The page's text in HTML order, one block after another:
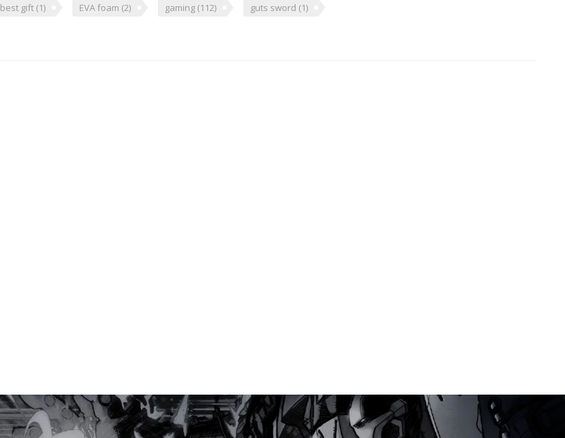
best gift (1) EVA foam (2) gaming (112) guts sword (1)